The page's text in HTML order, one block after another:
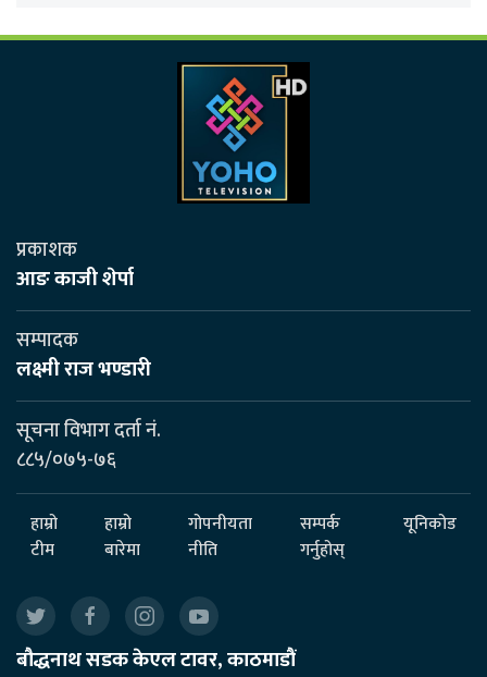
प्रकाशक
आङ काजी शेर्पा
सम्पादक
लक्ष्मी राज भण्डारी
सूचना विभाग दर्ता नं.
८८५/०७५-७६
हाम्रो
टीम
हाम्रो
बारेमा
गोपनीयता
नीति
सम्पर्क
गर्नुहोस्
यूनिकोड
बौद्धनाथ सडक केएल टावर, काठमाडौं